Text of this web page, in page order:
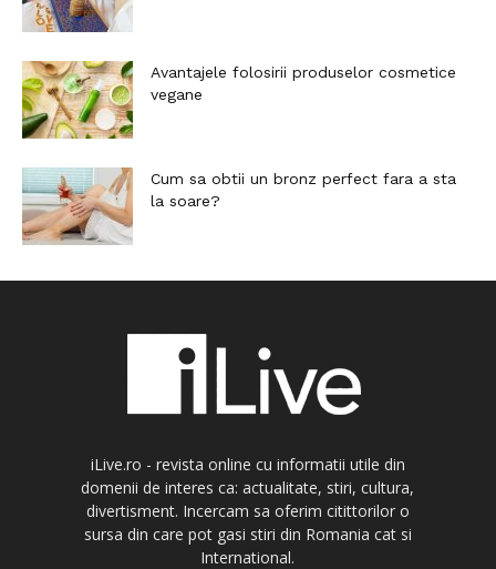
Avantajele folosirii produselor cosmetice
vegane
Cum sa obtii un bronz perfect fara a sta
la soare?
iLive.ro - revista online cu informatii utile din
domenii de interes ca: actualitate, stiri, cultura,
divertisment. Incercam sa oferim citittorilor o
sursa din care pot gasi stiri din Romania cat si
International.